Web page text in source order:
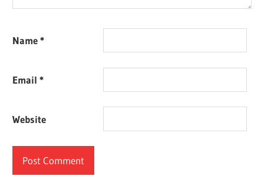
Name*
Email*
Website